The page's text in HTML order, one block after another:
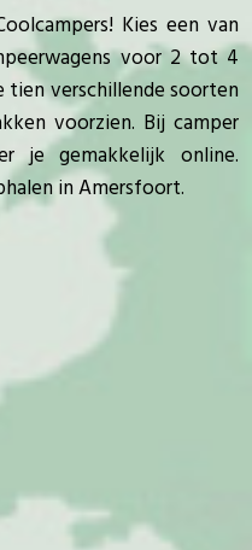
Kies een van
voor 2 tot 4
tien verschillende soorten
voorzien. Bij camper
je gemakkelijk online.
in Amersfoort.